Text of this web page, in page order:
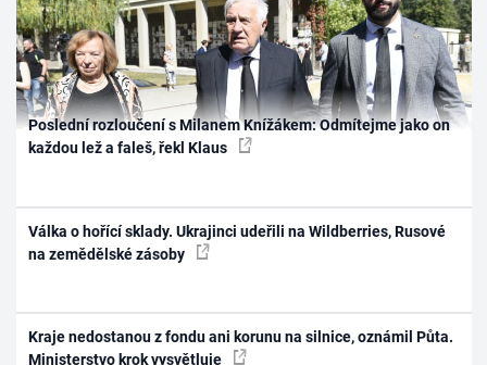
Poslední rozloučení s Milanem Knížákem: Odmítejme jako on
každou lež a faleš, řekl Klaus
Válka o hořící sklady. Ukrajinci udeřili na Wildberries, Rusové
na zemědělské zásoby
Kraje nedostanou z fondu ani korunu na silnice, oznámil Půta.
Ministerstvo krok vysvětluje